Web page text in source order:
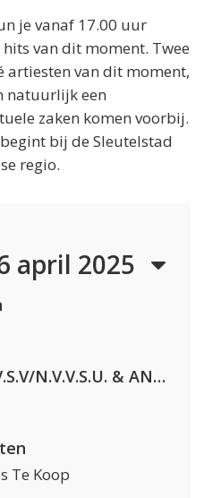
je vanaf 17.00 uur
van dit moment. Twee
artiesten van dit moment,
natuurlijk een
zaken komen voorbij.
bij de Sleutelstad
regio.
april 2025
Lustrum U.V.S.V/N.V.V.S.U. & ANNO ONS & Jopke van Dobbenburgh & Roeland Beelen
Te Koop